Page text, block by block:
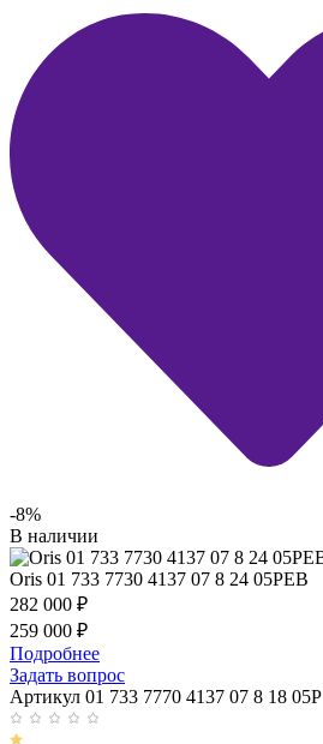
-8%
В наличии
Oris 01 733 7730 4137 07 8 24 05PEB
282 000 ₽
259 000 ₽
Подробнее
Задать вопрос
Артикул 01 733 7770 4137 07 8 18 05P